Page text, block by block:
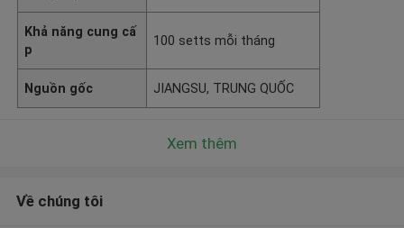
Khả năng cung cấ
p
100 setts mỗi tháng
Nguồn gốc JIANGSU, TRUNG QUỐC
Xem thêm
Về chúng tôi